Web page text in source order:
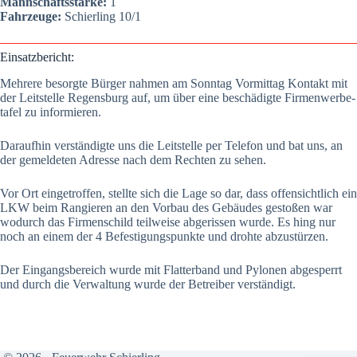
Fahr­zeu­ge: Schier­ling 10/1
Ein­satz­be­richt:
Meh­re­re besorg­te Bür­ger nah­men am Sonn­tag Vor­mit­tag Kon­takt mit
der Leit­stel­le Regens­burg auf, um über eine beschä­dig­te Fir­men­wer­be­
ta­fel zu infor­mie­ren.
Dar­auf­hin ver­stän­dig­te uns die Leit­stel­le per Tele­fon und bat uns, an
der gemel­de­ten Adres­se nach dem Rech­ten zu sehen.
Vor Ort ein­ge­trof­fen, stell­te sich die Lage so dar, dass offen­sicht­lich ein
LKW beim Ran­gie­ren an den Vor­bau des Gebäu­des gesto­ßen war
wodurch das Fir­men­schild teil­wei­se abge­ris­sen wur­de. Es hing nur
noch an einem der 4 Befes­ti­gungs­punk­te und droh­te abzu­stür­zen.
Der Ein­gangs­be­reich wur­de mit Flat­ter­band und Pylo­nen abge­sperrt
und durch die Ver­wal­tung wur­de der Betrei­ber ver­stän­digt.